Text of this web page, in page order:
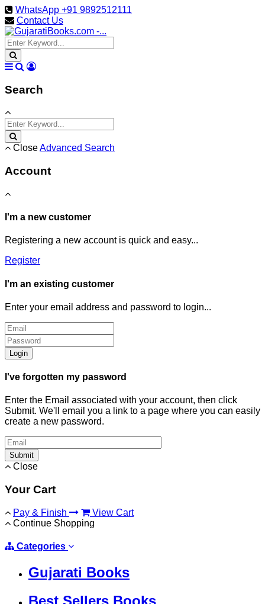
WhatsApp +91 9892512111
Contact Us
Search
CloseAdvanced Search
Account
I'm a new customer
Registering a new account is quick and easy...
Register
I'm an existing customer
Enter your email address and password to login...
Login
I've forgotten my password
Enter the Email associated with your account, then click
Submit. We'll email you a link to a page where you can easily
create a new password.
Submit
Close
Your Cart
Pay & Finish
View Cart
Continue Shopping
Categories
Gujarati Books